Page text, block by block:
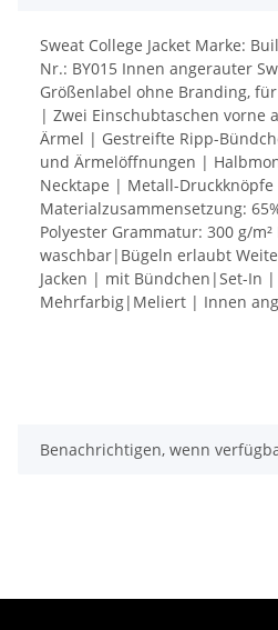
Sweat College Jacket Marke:
Nr.: BY015 Innen angerauter
Größenlabel ohne Branding,
| Zwei Einschubtaschen vorne
Ärmel | Gestreifte Ripp-
und Ärmelöffnungen |
Necktape | Metall-
Materialzusammensetzung:
Polyester Grammatur: 300 g/m²
waschbar|Bügeln erlaubt
Jacken | mit Bündchen|Set-In
Mehrfarbig|Meliert | Innen
Benachrichtigen, wenn